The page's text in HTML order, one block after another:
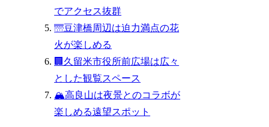
でアクセス抜群
🌁豆津橋周辺は迫力満点の花
火が楽しめる
🏢久留米市役所前広場は広々
とした観覧スペース
🏔️高良山は夜景とのコラボが
楽しめる遠望スポット